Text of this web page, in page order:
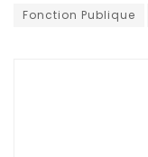
Fonction Publique